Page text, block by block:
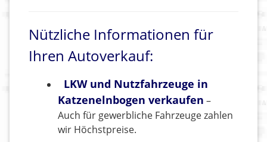
Nützliche Informationen für
Ihren Autoverkauf:
LKW und Nutzfahrzeuge in
Katzenelnbogen verkaufen –
Auch für gewerbliche Fahrzeuge zahlen
wir Höchstpreise.